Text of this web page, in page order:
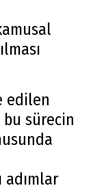
edilen
sürecin
adımlar